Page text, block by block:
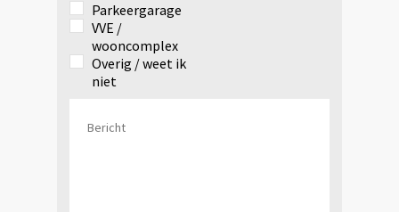
Parkeergarage
VVE /
wooncomplex
Overig / weet ik
niet